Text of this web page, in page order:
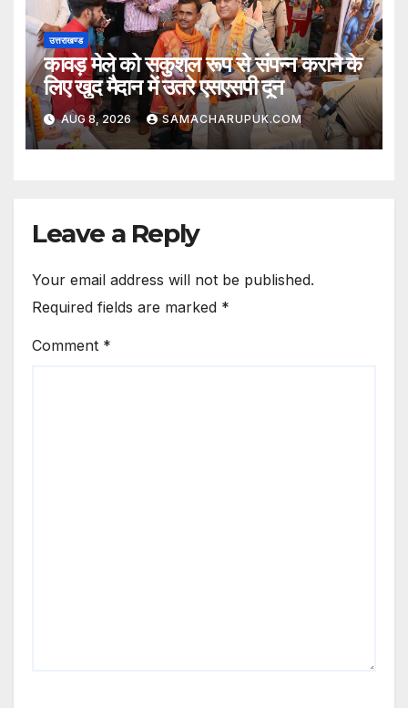
उत्तराखण्ड
कावड़ मेले को सकुशल रूप से संपन्न कराने के
लिए खुद मैदान में उतरे एसएसपी दून
AUG 8, 2026 SAMACHARUPUK.COM
Leave a Reply
Your email address will not be published.
Required fields are marked *
Comment *